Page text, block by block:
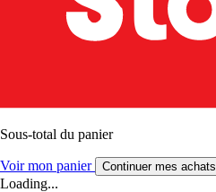
Sous-total du panier
Voir mon panier Continuer mes achats
Loading...